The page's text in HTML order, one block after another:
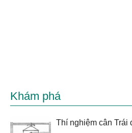
Khám phá
Thí nghiệm cân Trái